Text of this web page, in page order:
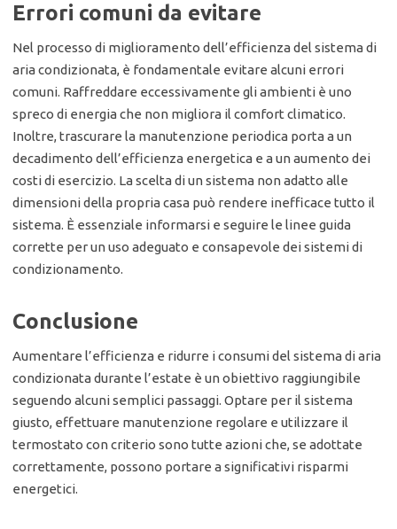
Errori comuni da evitare
Nel processo di miglioramento dell’efficienza del sistema di
aria condizionata, è fondamentale evitare alcuni errori
comuni. Raffreddare eccessivamente gli ambienti è uno
spreco di energia che non migliora il comfort climatico.
Inoltre, trascurare la manutenzione periodica porta a un
decadimento dell’efficienza energetica e a un aumento dei
costi di esercizio. La scelta di un sistema non adatto alle
dimensioni della propria casa può rendere inefficace tutto il
sistema. È essenziale informarsi e seguire le linee guida
corrette per un uso adeguato e consapevole dei sistemi di
condizionamento.
Conclusione
Aumentare l’efficienza e ridurre i consumi del sistema di aria
condizionata durante l’estate è un obiettivo raggiungibile
seguendo alcuni semplici passaggi. Optare per il sistema
giusto, effettuare manutenzione regolare e utilizzare il
termostato con criterio sono tutte azioni che, se adottate
correttamente, possono portare a significativi risparmi
energetici.